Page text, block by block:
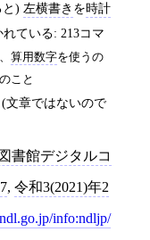
) 左横書き を時計
ている: 213コマ
算用数字を使うの
こと
文章ではないので
書館デジタルコ
, 令和3(2021)年2
info:ndljp/